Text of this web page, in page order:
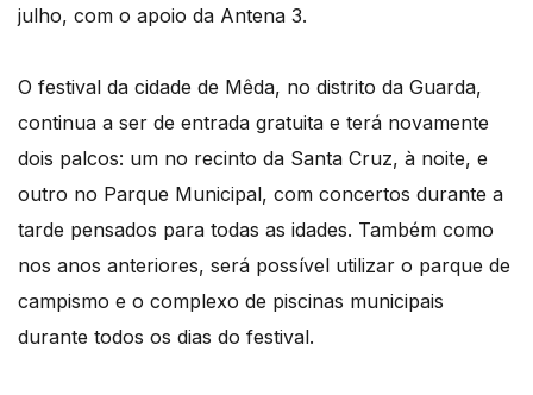
julho, com o apoio da Antena 3.
O festival da cidade de Mêda, no distrito da Guarda,
continua a ser de entrada gratuita e terá novamente
dois palcos: um no recinto da Santa Cruz, à noite, e
outro no Parque Municipal, com concertos durante a
tarde pensados para todas as idades. Também como
nos anos anteriores, será possível utilizar o parque de
campismo e o complexo de piscinas municipais
durante todos os dias do festival.